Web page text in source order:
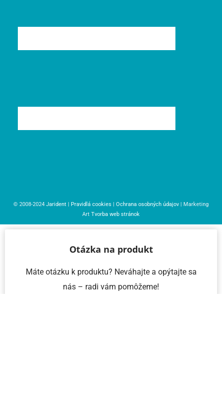
© 2008-2024 Jarident | Pravidlá cookies | Ochrana osobných údajov | Marketing
Art Tvorba web stránok
Otázka na produkt
Máte otázku k produktu? Neváhajte a opýtajte sa
nás – radi vám pomôžeme!